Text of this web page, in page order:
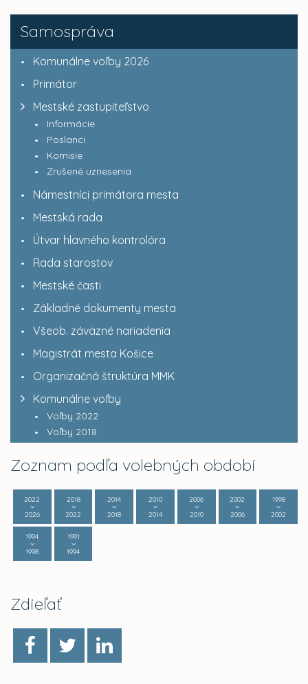
Samospráva
Komunálne voľby 2026
Primátor
Mestské zastupiteľstvo
Informácie
Poslanci
Komisie
Zrušené uznesenia
Námestníci primátora mesta
Mestská rada
Útvar hlavného kontrolóra
Rada starostov
Mestské časti
Základné dokumenty mesta
Všeob. záväzné nariadenia
Magistrát mesta Košice
Organizačná štruktúra MMK
Komunálne voľby
Voľby 2022
Voľby 2018
Zoznam podľa volebných období
2022
2026
2018
2022
2014
2018
2010
2014
2006
2010
2002
2006
1998
2002
1994
1998
1991
1994
Zdieľať